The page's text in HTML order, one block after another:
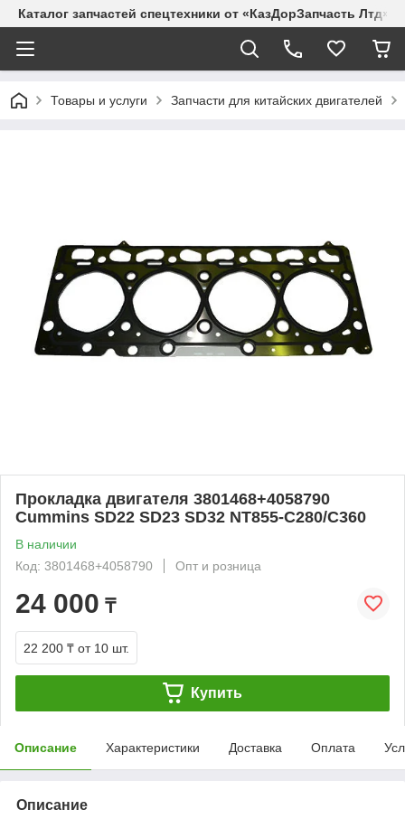
Каталог запчастей спецтехники от «КазДорЗапчасть Лтд»
Товары и услуги Запчасти для китайских двигателей
Прокладка двигателя 3801468+4058790
Cummins SD22 SD23 SD32 NT855-C280/C360
В наличии
Код: 3801468+4058790
Опт и розница
24 000 ₸
22 200 ₸ от 10 шт.
Купить
Описание Характеристики Доставка Оплата
Описание